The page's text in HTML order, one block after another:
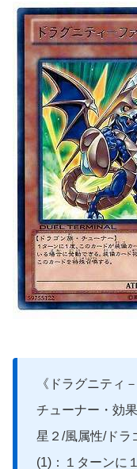
《ドラグニティ
チューナー・効
星２/風属性/ドラ
(1)：１ターンに